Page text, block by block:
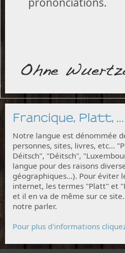
Francique, Platt, ...
Notre langue est dénommée
personnes, sites, livres, etc...
Déitsch", "Déitsch",
langue pour des raisons
géographiques...). Pour éviter
internet, les termes "Platt" et
et il en va de même sur ce
notre parler.
Pour plus d'informations